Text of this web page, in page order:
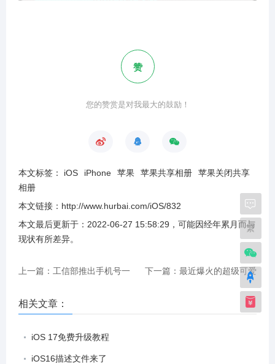
赞
您的赞赏是对我最大的鼓励！
本文标签： iOS iPhone 苹果 苹果共享相册
苹果关闭共享
相册
本文链接： http://www.hurbai.com/iOS/832
本文最后更新于： 2022-06-27 15:58:29 ，可能因经年累月而与
现状有所差异。
上一篇：工信部推出手机号一 下一篇：最近爆火的超级可爱
猫猫回收站设置教程
相关文章：
iOS 17免费升级教程
iOS16描述文件来了
繁